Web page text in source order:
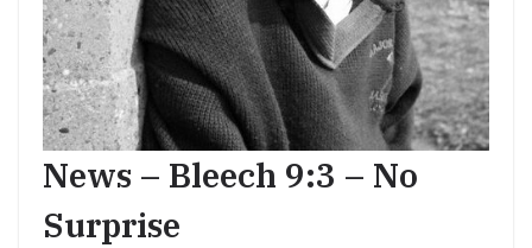
News – Bleech 9:3 – No
Surprise